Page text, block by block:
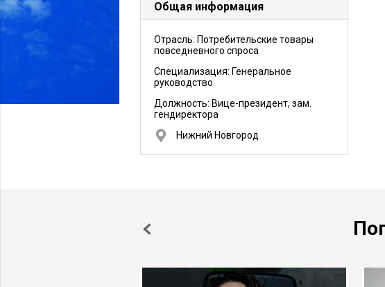
Общая информация
Отрасль: Потребительские товары
повседневного спроса
Специализация: Генеральное
руководство
Должность: Вице-президент, зам.
гендиректора
Нижний Новгород